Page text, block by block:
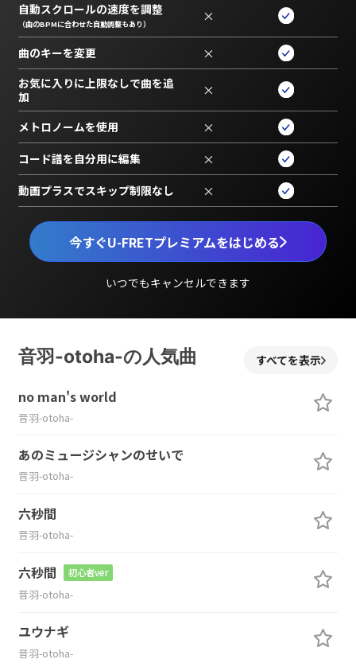
今すぐU-FRETプレミアムをはじめる
いつでもキャンセルできます
自動スクロールの速度を調整
（曲のBPMに合わせた自動調整もあり） ×
曲のキーを変更 ×
お気に入りに上限なしで曲を追
加
×
メトロノームを使用 ×
コード譜を自分用に編集 ×
動画プラスでスキップ制限なし ×
音羽-otoha-の人気曲 すべてを表示
no man's world
音羽-otoha-
あのミュージシャンのせいで
音羽-otoha-
六秒間
音羽-otoha-
六秒間 初心者ver
音羽-otoha-
ユウナギ
音羽-otoha-